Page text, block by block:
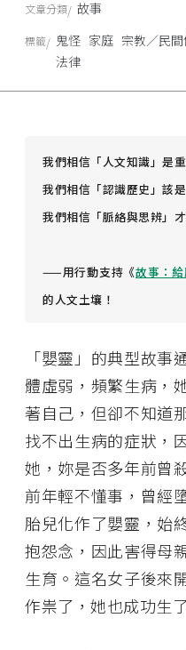
我們相信「人文知識」是
我們相信「認識歷史」該
我們相信「脈絡與思辨」
——用行動支持《故事：
的人文土壤！
「嬰靈」的典型故
體虛弱，頻繁生病，
著自己，但卻不知道
找不出生病的症狀，
她，妳是否多年前曾
前年輕不懂事，曾經
胎兒化作了嬰靈，始
抱怨念，因此害得母
生育。這名女子後來
作祟了，她也成功生
文章分類 故事
標籤 鬼怪 家庭 宗教／民
法律